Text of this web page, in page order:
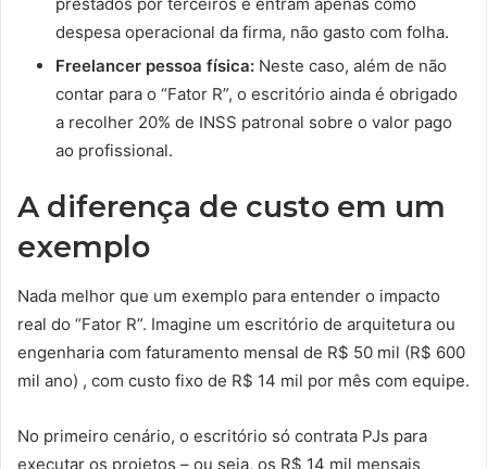
prestados por terceiros e entram apenas como
despesa operacional da firma, não gasto com folha.
Freelancer pessoa física: Neste caso, além de não
contar para o “Fator R”, o escritório ainda é obrigado
a recolher 20% de INSS patronal sobre o valor pago
ao profissional.
A diferença de custo em um
exemplo
Nada melhor que um exemplo para entender o impacto
real do “Fator R”. Imagine um escritório de arquitetura ou
engenharia com faturamento mensal de R$ 50 mil (R$ 600
mil ano) , com custo fixo de R$ 14 mil por mês com equipe.
No primeiro cenário, o escritório só contrata PJs para
executar os projetos – ou seja, os R$ 14 mil mensais